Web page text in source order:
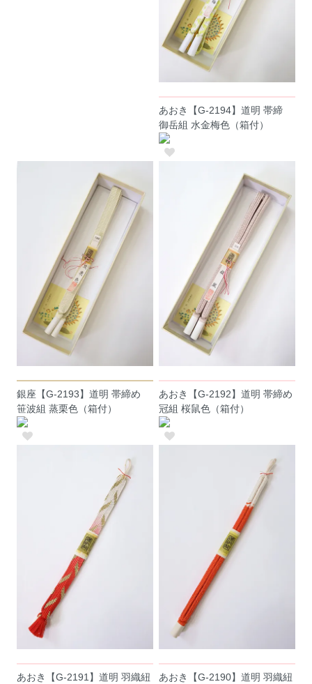
あおき【G-2194】道明 帯締
御岳組 水金梅色（箱付）
銀座【G-2193】道明 帯締め
笹波組 蒸栗色（箱付）
あおき【G-2192】道明 帯締め
冠組 桜鼠色（箱付）
あおき【G-2191】道明 羽織紐
あおき【G-2190】道明 羽織紐